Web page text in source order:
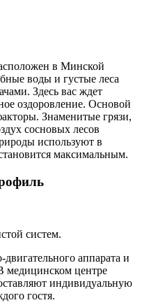
в Минской
воды и густые леса
Здесь вас ждет
оздоровление. Основой
Знаменитые грязи,
сосновых лесов
используют в
максимальным.
систем.
аппарата и
медицинском центре
индивидуальную
гостя.